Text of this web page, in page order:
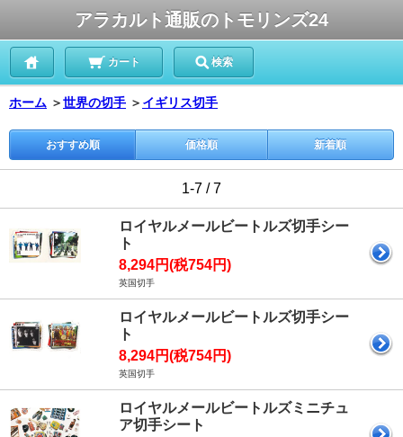
アラカルト通販のトモリンズ24
カート 検索
ホーム ＞世界の切手 ＞ イギリス切手
おすすめ順 価格順 新着順
1-7 / 7
ロイヤルメールビートルズ切手シー
ト
8,294円(税754円)
英国切手
ロイヤルメールビートルズ切手シー
ト
8,294円(税754円)
英国切手
ロイヤルメールビートルズミニチュ
ア切手シート